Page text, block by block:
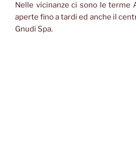
Nelle vicinanze ci sono le terme
aperte fino a tardi ed anche il
Gnudi Spa.